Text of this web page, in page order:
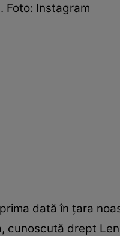
Foto: Instagram
dată în țara
cunoscută drept